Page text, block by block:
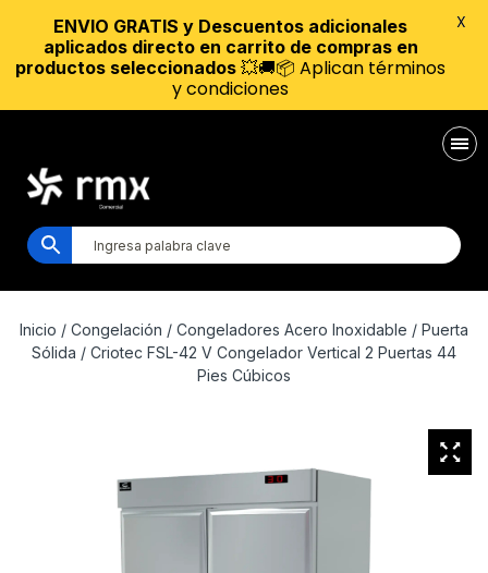
Inicio / Congelación / Congeladores Acero Inoxidable / Puerta
Sólida / Criotec FSL-42 V Congelador Vertical 2 Puertas 44
Pies Cúbicos
ENVIO GRATIS y Descuentos adicionales
aplicados directo en carrito de compras en
productos seleccionados 💥🚚📦 Aplican términos
y condiciones
X